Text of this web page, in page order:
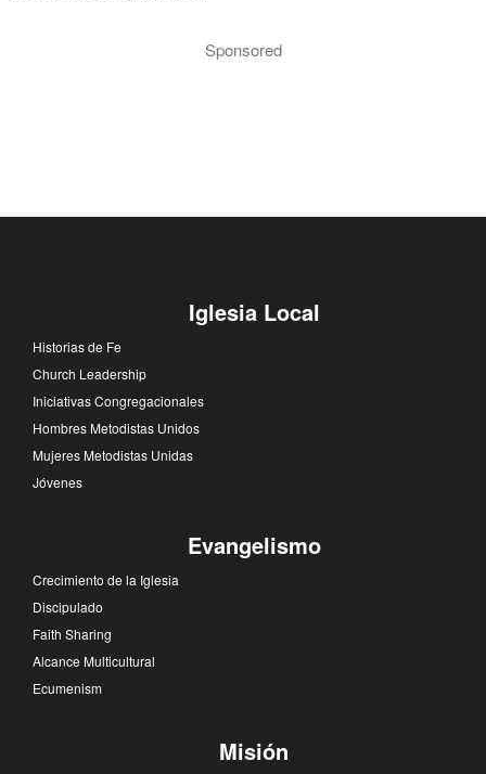
Sponsored
Iglesia Local
Historias de Fe
Church Leadership
Iniciativas Congregacionales
Hombres Metodistas Unidos
Mujeres Metodistas Unidas
Jóvenes
Evangelismo
Crecimiento de la Iglesia
Discipulado
Faith Sharing
Alcance Multicultural
Ecumenism
Misión